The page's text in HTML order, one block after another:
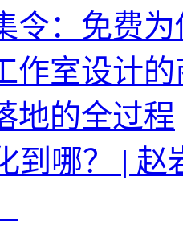
令：免费
作室设计
地的全过程
到哪？ |